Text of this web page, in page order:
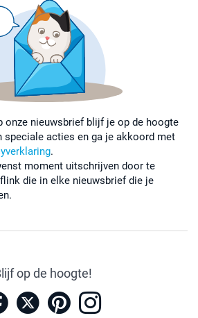
onze nieuwsbrief blijf je op de hoogte
speciale acties en ga je akkoord met
.
moment uitschrijven door te
die in elke nieuwsbrief die je
op de hoogte!